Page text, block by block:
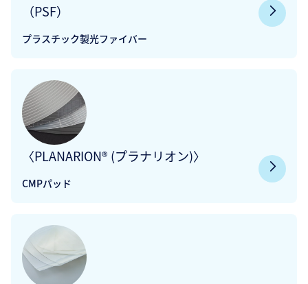
（PSF）
プラスチック製光ファイバー
〈PLANARION® (プラナリオン)〉
CMPパッド